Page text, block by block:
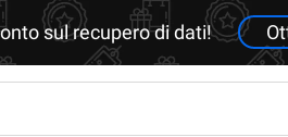
sul recupero di dati!